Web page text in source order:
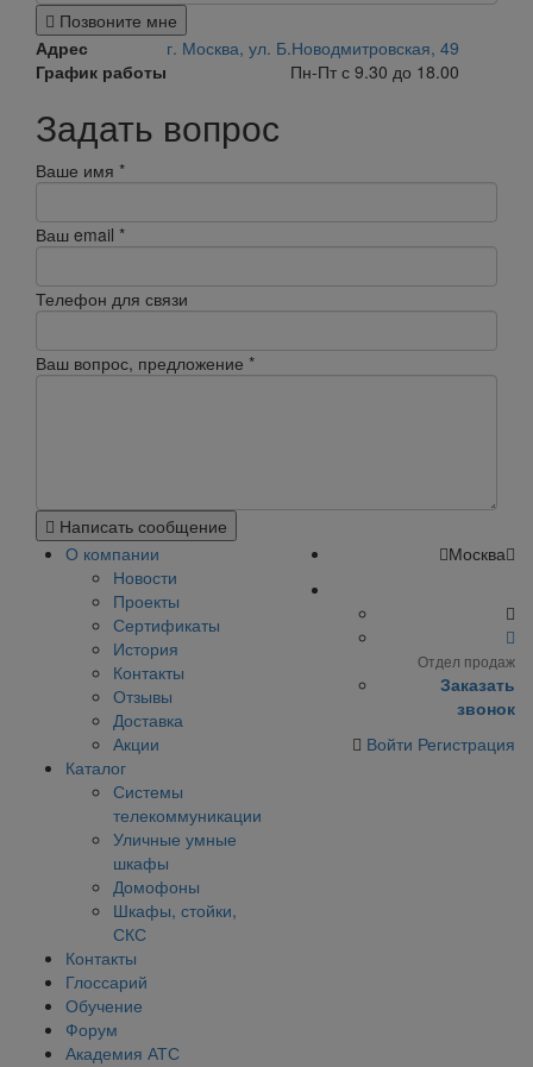
Позвоните мне
Адрес
г. Москва, ул. Б.Новодмитровская, 49
График работы
Пн-Пт с 9.30 до 18.00
Задать вопрос
Ваше имя *
Ваш email *
Телефон для связи
Ваш вопрос, предложение *
Написать сообщение
О компании
Новости
Проекты
Сертификаты
История
Контакты
Отзывы
Доставка
Акции
Каталог
Системы
телекоммуникации
Уличные умные
шкафы
Домофоны
Шкафы, стойки,
СКС
Контакты
Глоссарий
Обучение
Форум
Академия АТС
Москва
Отдел продаж
Заказать
звонок
Войти Регистрация